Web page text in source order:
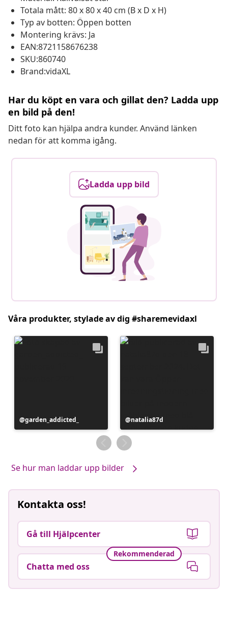
Totala mått: 80 x 80 x 40 cm (B x D x H)
Typ av botten: Öppen botten
Montering krävs: Ja
EAN:8721158676238
SKU:860740
Brand:vidaXL
Har du köpt en vara och gillat den? Ladda upp
en bild på den!
Ditt foto kan hjälpa andra kunder. Använd länken
nedan för att komma igång.
Ladda upp bild
Våra produkter, stylade av dig #sharemevidaxl
Inlägg
publicerat
garden_addicted_
Inlägg
publicerat
av
natalia87d
Se hur man laddar upp bilder
Kontakta oss!
Gå till Hjälpcenter
Rekommenderad
Chatta med oss